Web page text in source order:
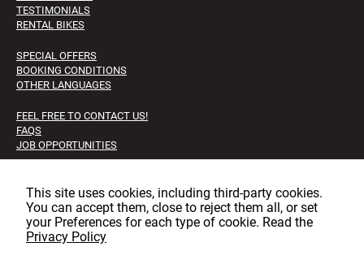
TESTIMONIALS
RENTAL BIKES
SPECIAL OFFERS
BOOKING CONDITIONS
OTHER LANGUAGES
FEEL FREE TO CONTACT US!
FAQS
JOB OPPORTUNITIES
Facebook
Instagram
LinkedIn
This site uses cookies, including third‑party cookies.
You can accept them, close to reject them all, or set
your Preferences for each type of cookie. Read the
Privacy Policy